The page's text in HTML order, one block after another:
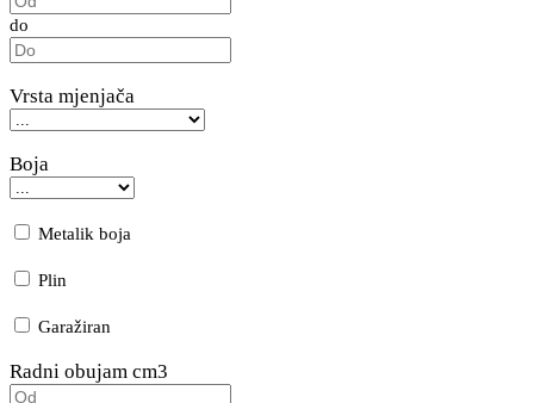
do
Vrsta mjenjača
Boja
Metalik boja
Plin
Garažiran
Radni obujam cm3